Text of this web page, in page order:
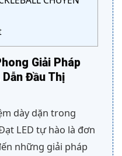
Giải Pháp
Đầu Thị
dày dặn trong
LED tự hào là đơn
những giải pháp